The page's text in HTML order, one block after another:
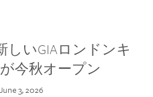
しいGIAロンドンキ
今秋オープン
June 3, 2026